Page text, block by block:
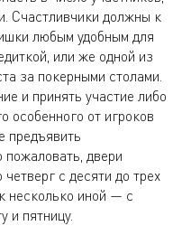
Счастливчики должны к
любым удобным для
или же одной из
за покерными столами.
и принять участие либо
особенного от игроков
предъявить
пожаловать, двери
с десяти до трех
несколько иной — с
и пятницу.